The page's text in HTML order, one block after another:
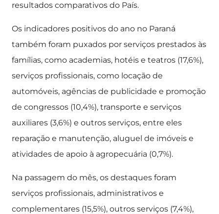
resultados comparativos do País.
Os indicadores positivos do ano no Paraná
também foram puxados por serviços prestados às
famílias, como academias, hotéis e teatros (17,6%),
serviços profissionais, como locação de
automóveis, agências de publicidade e promoção
de congressos (10,4%), transporte e serviços
auxiliares (3,6%) e outros serviços, entre eles
reparação e manutenção, aluguel de imóveis e
atividades de apoio à agropecuária (0,7%).
Na passagem do mês, os destaques foram
serviços profissionais, administrativos e
complementares (15,5%), outros serviços (7,4%),